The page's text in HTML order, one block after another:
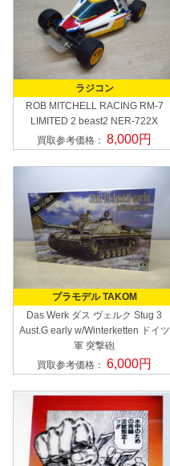
ラジコン
ROB MITCHELL RACING RM-7
LIMITED 2 beast2 NER-722X
買取参考価格：8,000円
プラモデル TAKOM
Das Werk ダス ヴェルク Stug 3
Aust.G early w/Winterketten ドイツ
軍 突撃砲
買取参考価格：6,000円